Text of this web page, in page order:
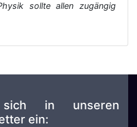
sollte allen zugängig
in unseren
ein: